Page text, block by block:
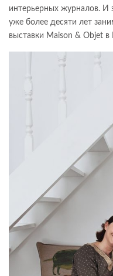
интерьерных журналов. И
уже более десяти лет
выставки Maison & Objet